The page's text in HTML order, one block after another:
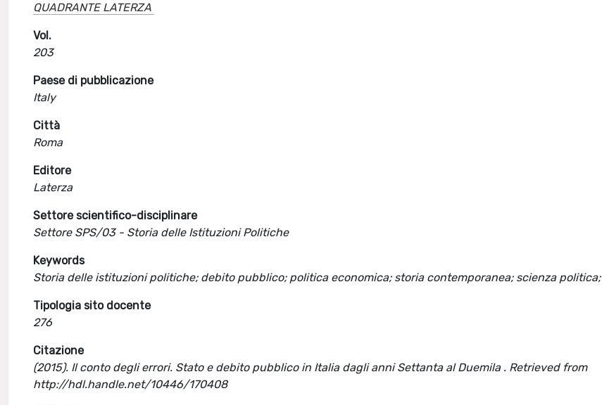
QUADRANTE LATERZA
Vol.
203
Paese di pubblicazione
Italy
Città
Roma
Editore
Laterza
Settore scientifico-disciplinare
Settore SPS/03 - Storia delle Istituzioni Politiche
Keywords
Storia delle istituzioni politiche; debito pubblico; politica economica; storia contemporanea; scienza politica;
Tipologia sito docente
276
Citazione
(2015). Il conto degli errori. Stato e debito pubblico in Italia dagli anni Settanta al Duemila . Retrieved from
http://hdl.handle.net/10446/170408